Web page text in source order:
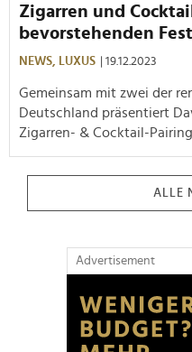
Zigarren und
bevorstehenden
NEWS, LUXUS | 19.12.2023
Gemeinsam mit zwei der
Deutschland präsentiert
Zigarren- & Cocktail-
ALLE
Advertisement